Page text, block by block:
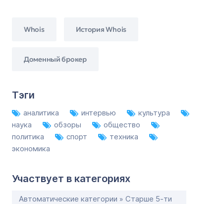
Whois История Whois
Доменный брокер
Тэги
аналитика интервью
культура
наука
обзоры
общество
политика
спорт
техника
экономика
Участвует в категориях
Автоматические категории » Старше 5-ти